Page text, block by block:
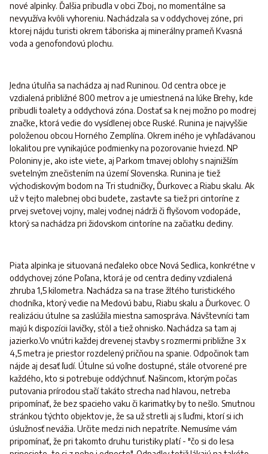
nové alpinky. Ďalšia pribudla v obci Zboj, no momentálne sa
nevyužíva kvôli vyhoreniu. Nachádzala sa v oddychovej zóne, pri
ktorej nájdu turisti okrem táboriska aj minerálny prameň Kvasná
voda a genofondovú plochu.
Jedna útulňa sa nachádza aj nad Runinou. Od centra obce je
vzdialená približné 800 metrov a je umiestnená na lúke Brehy, kde
pribudli toalety a oddychová zóna. Dostať sa k nej možno po modrej
značke, ktorá vedie do vysídlenej obce Ruské. Runina je najvyššie
položenou obcou Horného Zemplína. Okrem iného je vyhľadávanou
lokalitou pre vynikajúce podmienky na pozorovanie hviezd. NP
Poloniny je, ako iste viete, aj Parkom tmavej oblohy s najnižším
svetelným znečistením na území Slovenska. Runina je tiež
východiskovým bodom na Tri studničky, Ďurkovec a Riabu skalu. Ak
už v tejto malebnej obci budete, zastavte sa tiež pri cintoríne z
prvej svetovej vojny, malej vodnej nádrži či flyšovom vodopáde,
ktorý sa nachádza pri židovskom cintoríne na začiatku dediny.
Piata alpinka je situovaná neďaleko obce Nová Sedlica, konkrétne v
oddychovej zóne Poľana, ktorá je od centra dediny vzdialená
zhruba 1,5 kilometra. Nachádza sa na trase žltého turistického
chodníka, ktorý vedie na Medovú babu, Riabu skalu a Ďurkovec. O
realizáciu útulne sa zaslúžila miestna samospráva. Návštevníci tam
majú k dispozícii lavičky, stôl a tiež ohnisko. Nachádza sa tam aj
jazierko.Vo vnútri každej drevenej stavby s rozmermi približne 3 x
4,5 metra je priestor rozdelený pričňou na spanie. Odpočinok tam
nájde aj desať ľudí. Útulne sú voľne dostupné, stále otvorené pre
každého, kto si potrebuje oddýchnuť. Našincom, ktorým počas
putovania prírodou stačí takáto strecha nad hlavou, netreba
pripomínať, že bez spacieho vaku či karimatky by to nešlo. Smutnou
stránkou týchto objektov je, že sa už stretli aj s ľuďmi, ktorí si ich
úslužnosť nevážia. Určite medzi nich nepatríte. Nemusíme vám
pripomínať, že pri takomto druhu turistiky platí - "čo si do lesa